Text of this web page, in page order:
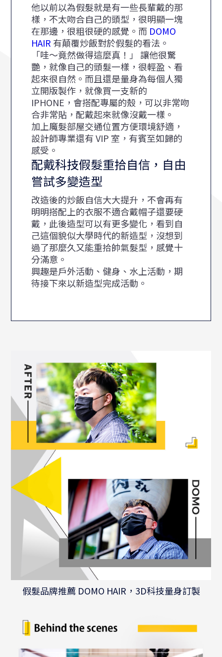
他以前以為假髮就是有一些長輩戴的那
樣，不太吻合自己的頭型，很明顯一塊
在那邊，很粗很硬的感覺。而 DOMO
HAIR 有顛覆炒飯對於假髮的看法。
「哇～竟然做得這麼真！」 讓他很驚
艷，就像自己的頭髮一樣，很輕盈、看
起來很自然。而且還是量身為每個人獨
立開版製作，就像買一支新的
IPHONE，會搭配專屬的殼，可以非常吻
合非常貼，配戴起來就像沒戴一樣。
加上魔髮部屋交通位置方便環境舒適，
設計師專業還有 VIP 室，有賓至如歸的
感受。
配戴科技假髮重拾自信，自由
嘗試多變造型
改造後的炒飯自信大大提升，不會再有
明明搭配上的衣服不適合戴帽子還要硬
戴，此後造型可以有更多變化，看到自
己這個貌似大學時代的新造型，沒想到
過了那麼久又能重拾帥氣髮型，感覺十
分滿意。
興趣是戶外活動、健身、水上活動，期
待接下來以新造型完成活動。
假髮品牌推薦 DOMO HAIR，3D科技量身訂製